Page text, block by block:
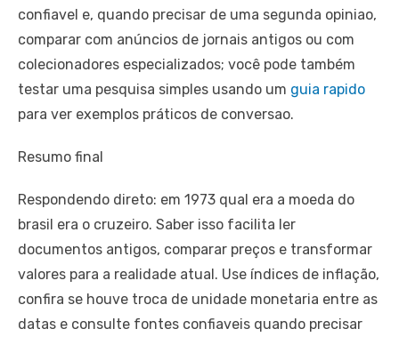
confiavel e, quando precisar de uma segunda opiniao,
comparar com anúncios de jornais antigos ou com
colecionadores especializados; você pode também
testar uma pesquisa simples usando um guia rapido
para ver exemplos práticos de conversao.
Resumo final
Respondendo direto: em 1973 qual era a moeda do
brasil era o cruzeiro. Saber isso facilita ler
documentos antigos, comparar preços e transformar
valores para a realidade atual. Use índices de inflação,
confira se houve troca de unidade monetaria entre as
datas e consulte fontes confiaveis quando precisar